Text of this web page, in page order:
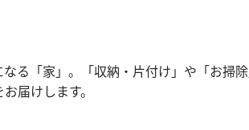
る「家」。「収納・片付け」や「お掃
届けします。